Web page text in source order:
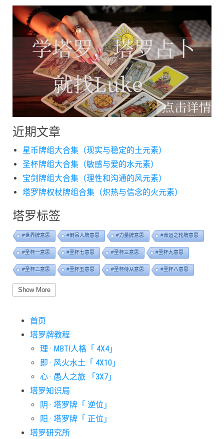
近期文章
星币牌组大合集（现实与稳定的土元素）
圣杯牌组大合集（敏感与爱的水元素）
宝剑牌组大合集（理性和沟通的风元素）
塔罗牌权杖牌组合集（炽热与信念的火元素）
塔罗标签
#世界牌意思 #倒吊人牌意思 #力量牌意思 #命运之轮牌意思
#圣杯一意思 #圣杯七意思 #圣杯三意思 #圣杯九意思
#圣杯二意思 #圣杯五意思 #圣杯侍从意思 #圣杯八意思
#圣杯六意思
#宝剑七意思
#宝剑五意思 #宝剑侍从意思
#宝剑十意思 #宝剑四意思 #宝剑国王意思
#审判牌意思
#愚人牌意思 #战车牌意思
#星币七意思 #星币三意思
#星币五意思 #星币侍从意思
Show More
首页
塔罗牌教程
理 · MBTI人格「 4X4」
即 · 风火水土「 4X10」
心 · 愚人之旅 「3X7」
塔罗知识局
阴 · 塔罗牌「 逆位」
阳 · 塔罗牌「 正位」
塔罗研究所